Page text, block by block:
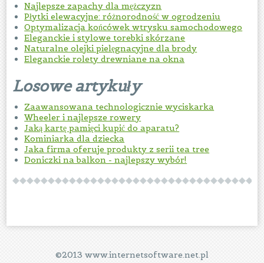
Najlepsze zapachy dla mężczyzn
Płytki elewacyjne: różnorodność w ogrodzeniu
Optymalizacja końcówek wtrysku samochodowego
Eleganckie i stylowe torebki skórzane
Naturalne olejki pielęgnacyjne dla brody
Eleganckie rolety drewniane na okna
Losowe artykuły
Zaawansowana technologicznie wyciskarka
Wheeler i najlepsze rowery
Jaką kartę pamięci kupić do aparatu?
Kominiarka dla dziecka
Jaka firma oferuje produkty z serii tea tree
Doniczki na balkon - najlepszy wybór!
©2013 www.internetsoftware.net.pl